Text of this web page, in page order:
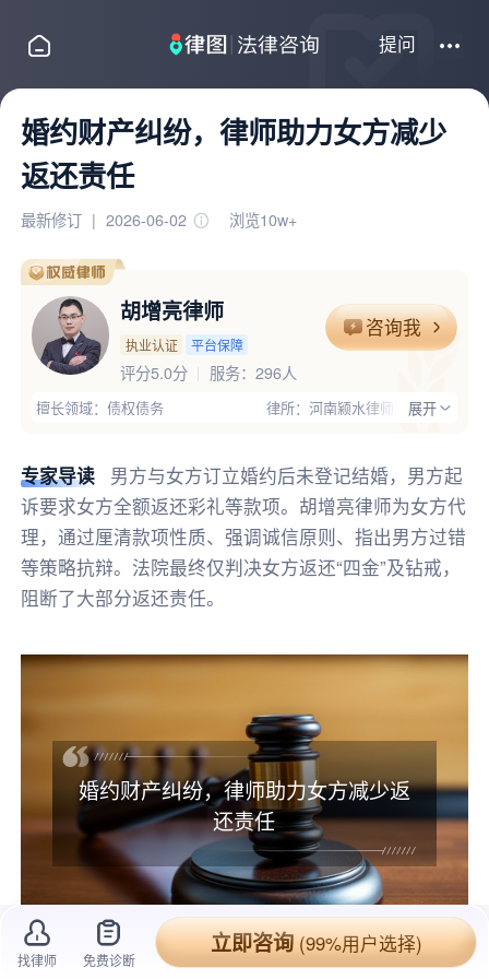
提问
婚约财产纠纷，律师助力女方减少
返还责任
最新修订 | 2026-06-02 浏览10w+
胡增亮律师
执业认证 平台保障
咨询我
评分5.0分 服务： 296人
擅长领域：债权债务
律所：河南颍水律师事务所
展开
专家导读
男方与女方订立婚约后未登记结婚，男方起
诉要求女方全额返还彩礼等款项。胡增亮律师为女方代
理，通过厘清款项性质、强调诚信原则、指出男方过错
等策略抗辩。法院最终仅判决女方返还“四金”及钻戒，
阻断了大部分返还责任。
婚约财产纠纷，律师助力女方减少返
还责任
找律师 免费诊断
立即咨询(99%用户选择)